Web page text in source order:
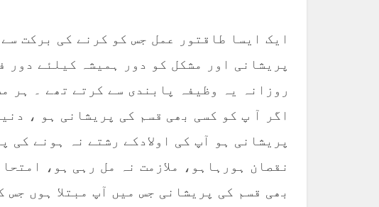
ایک ایسا طاقتور عمل جس کو کرنے کی برکت
پریشانی اور مشکل کو دور ہمیشہ کیلئے
روزانہ یہ وظیفہ پابندی سے کرتے تھے ۔ ہر
اگر آ پ کو کسی بھی قسم کی پریشانی ہو ،
پریشانی ہو آپ کی اولادکے رشتے نہ ہونے کی
نقصان ہورہاہو، ملازمت نہ مل رہی ہو،
بھی قسم کی پریشانی جس میں آپ مبتلا ہوں